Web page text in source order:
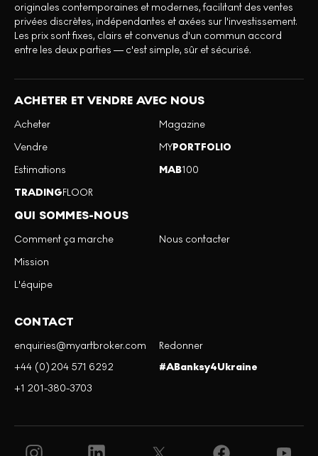
originales contemporaines et modernes, facilitant des ventes
privées discrètes, indépendantes et axées sur l'investissement.
Les prix sont fixes, clairs et convenus d'un commun accord
entre les deux parties — c'est simple, sûr et sécurisé.
ACHETER ET VENDRE AVEC NOUS
Acheter
Vendre
Estimations
TRADINGFLOOR
Magazine
MYPORTFOLIO
MAB100
QUI SOMMES-NOUS
Comment ça marche
Mission
L'équipe
Nous contacter
CONTACT
enquiries@myartbroker.com
+44 (0)204 571 6292
+1 201-380-3703
Redonner
#ABanksy4Ukraine